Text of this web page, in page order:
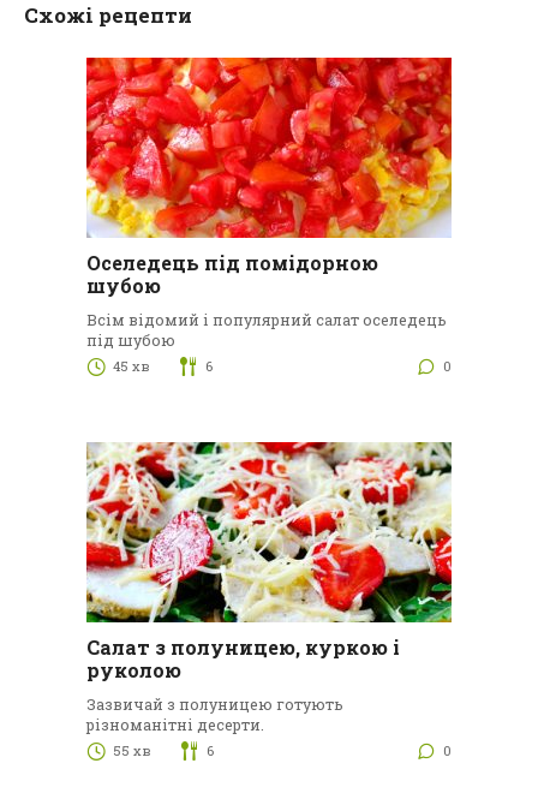
Схожі рецепти
Оселедець під помідорною
шубою
Всім відомий і популярний салат оселедець
під шубою
45 хв 6 0
Салат з полуницею, куркою і
руколою
Зазвичай з полуницею готують
різноманітні десерти.
55 хв 6 0